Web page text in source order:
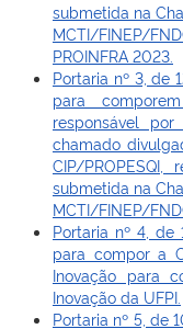
submetida na
MCTI/FINEP/
PROINFRA 2023.
Portaria nº 3, de
para
responsável
chamado
CIP/
submetida na
MCTI/FINEP/
Portaria nº 4,
para compor a
Inovação para
Inovação da UFPI.
Portaria nº 5, de